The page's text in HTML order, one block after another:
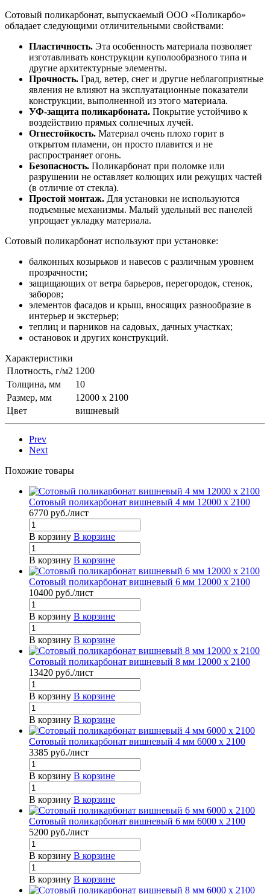
Сотовый поликарбонат, выпускаемый ООО «Поликарбо»
обладает следующими отличительными свойствами:
Пластичность. Эта особенность материала позволяет
изготавливать конструкции куполообразного типа и
другие архитектурные элементы.
Прочность. Град, ветер, снег и другие неблагоприятные
явления не влияют на эксплуатационные показатели
конструкции, выполненной из этого материала.
УФ-защита поликарбоната. Покрытие устойчиво к
воздействию прямых солнечных лучей.
Огнестойкость. Материал очень плохо горит в
открытом пламени, он просто плавится и не
распространяет огонь.
Безопасность. Поликарбонат при поломке или
разрушении не оставляет колющих или режущих частей
(в отличие от стекла).
Простой монтаж. Для установки не используются
подъемные механизмы. Малый удельный вес панелей
упрощает укладку материала.
Сотовый поликарбонат используют при установке:
балконных козырьков и навесов с различным уровнем
прозрачности;
защищающих от ветра барьеров, перегородок, стенок,
заборов;
элементов фасадов и крыш, вносящих разнообразие в
интерьер и экстерьер;
теплиц и парников на садовых, дачных участках;
остановок и других конструкций.
Характеристики
Плотность, г/м2 1200
Толщина, мм
10
Размер, мм
12000 x 2100
Цвет
вишневый
Prev
Next
Похожие товары
Сотовый поликарбонат вишневый 4 мм 12000 x 2100
6770 руб./лист
В корзину В корзине
В корзину В корзине
Сотовый поликарбонат вишневый 6 мм 12000 x 2100
10400 руб./лист
В корзину В корзине
В корзину В корзине
Сотовый поликарбонат вишневый 8 мм 12000 x 2100
13420 руб./лист
В корзину В корзине
В корзину В корзине
Сотовый поликарбонат вишневый 4 мм 6000 x 2100
3385 руб./лист
В корзину В корзине
В корзину В корзине
Сотовый поликарбонат вишневый 6 мм 6000 x 2100
5200 руб./лист
В корзину В корзине
В корзину В корзине